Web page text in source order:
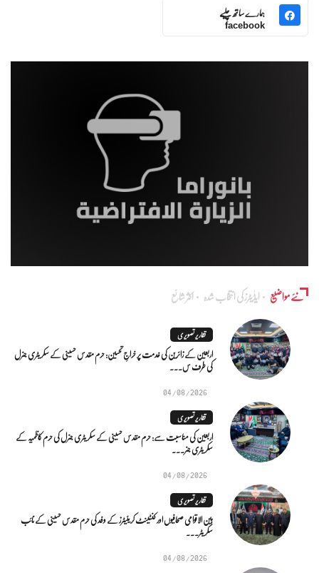
ہمارے ساتھ چلیے
facebook
نئے مواضیع ایڈٰیٹرز کی انتخاب شدہ اکثر شائع
تقاریر تصویری
اربعین کے زائرین کی خدمت پر خراجِ تحسین: حرم مقدس حسینی کے سکریٹری جنرل
کی طرف س...
04/08/2026
تقاریر تصویری
اربعین کی مناسبت سے: حرم مقدس حسینی کے سکریٹری جنرل کی حرم کاظمیہ کے
سکریٹری جنر...
04/08/2026
تقاریر تصویری
بین الاقوامی صحافیوں اور کنٹینٹ کریئیٹرز کے وفد کی حرم مقدس حسینی کے نائب
سکریٹر...
04/08/2026